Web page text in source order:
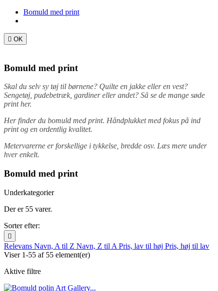
Bomuld med print
 OK
Bomuld med print
Skal du selv sy tøj til børnene? Quilte en jakke eller en vest?
Sengetøj, pudebetræk, gardiner eller andet? Så se de mange søde
print her.
Her finder du bomuld med print. Håndplukket med fokus på ind
print og en ordentlig kvalitet.
Metervarerne er forskellige i tykkelse, bredde osv. Læs mere under
hver enkelt.
Bomuld med print
Underkategorier
Der er 55 varer.
Sorter efter:

Relevans Navn, A til Z Navn, Z til A Pris, lav til høj Pris, høj til lav
Viser 1-55 af 55 element(er)
Aktive filtre